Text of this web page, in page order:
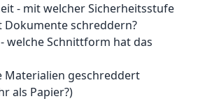
- mit welcher Sicherheitsstufe
Dokumente schreddern?
welche Schnittform hat das
Materialien geschreddert
als Papier?)